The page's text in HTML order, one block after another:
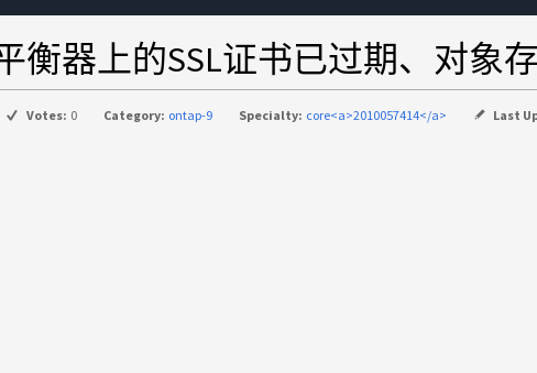
衡器上的SSL证书已过期、对象
Votes: 0 Category: ontap-9 Specialty: core<a>2010057414</a> Last